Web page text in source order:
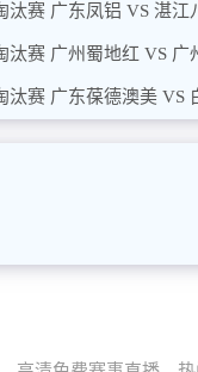
赛 广东凤铝 VS 湛江
赛 广州蜀地红 VS 广
赛 广东葆德澳美 VS